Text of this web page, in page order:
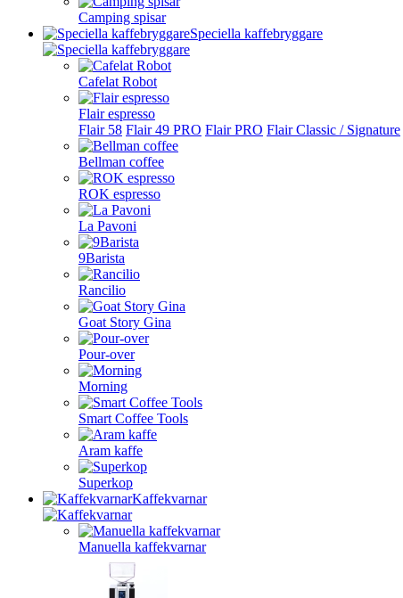
Camping spisar
Speciella kaffebryggare
Cafelat Robot
Flair espresso
Flair 58 Flair 49 PRO Flair PRO Flair Classic / Signature
Bellman coffee
ROK espresso
La Pavoni
9Barista
Rancilio
Goat Story Gina
Pour-over
Morning
Smart Coffee Tools
Aram kaffe
Superkop
Kaffekvarnar
Manuella kaffekvarnar